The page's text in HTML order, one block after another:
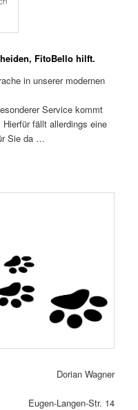
FitoBello hilft.
in unserer modernen
Service kommt
fällt allerdings eine
Sie da …
Dorian Wagner
Eugen-Langen-Str. 14